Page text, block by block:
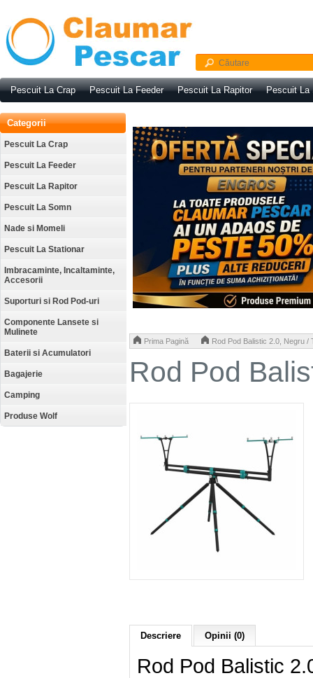
Pescuit La Crap Pescuit La Feeder Pescuit La Rapitor Pescuit La
Categorii
Pescuit La Crap
Pescuit La Feeder
Pescuit La Rapitor
Pescuit La Somn
Nade si Momeli
Pescuit La Stationar
Imbracaminte, Incaltaminte,
Accesorii
Suporturi si Rod Pod-uri
Componente Lansete si
Mulinete
Baterii si Acumulatori
Bagajerie
Camping
Produse Wolf
Prima Pagină Rod Pod Balistic 2.0, Negru /
Rod Pod
Descriere Opinii (0)
Rod Pod Balistic